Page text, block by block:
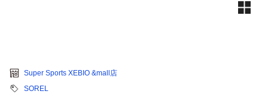
Super Sports XEBIO &mall店
SOREL